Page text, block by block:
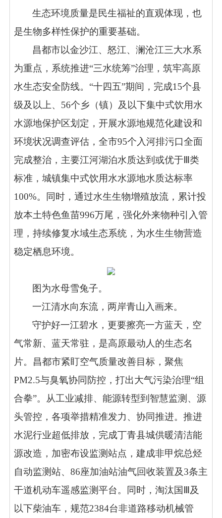
生态环境质量是民生福祉的直观体现，也
是生物多样性保护的重要基础。
昌都市以金沙江、怒江、澜沧江三大水系
为重点，系统推进“三水统筹”治理，筑牢高原
水生态安全防线。“十四五”期间，完成15个县
级及以上、56个乡（镇）及以下集中式饮用水
水源地保护区划定，开展水源地规范化建设和
环境状况调查评估，全市95个入河排污口全面
完成整治，主要江河湖泊水质达到或优于Ⅲ类
标准，城镇集中式饮用水水源地水质达标率
100%。同时，通过水生生物增殖放流，累计投
放本土特色鱼苗996万尾，强化外来物种引入管
理，持续修复水域生态系统，为水生生物营造
稳定栖息环境。
图为水母雪兔子。
一江清水向东流，两岸青山入画来。
守护好一江碧水，更要擦亮一方蓝天，空
气常新、蓝天常驻，是高原最动人的生态名
片。昌都市紧盯空气质量改善目标，聚焦
PM2.5与臭氧协同防控，打出大气污染治理“组
合拳”。从工业减排、能源转型到智慧监测、源
头管控，各项举措精准发力、协同推进。推进
水泥行业超低排放，完成丁青县城供暖清洁能
源改造，加密布设监测站点，建成非甲烷总烃
自动监测站、86座加油站油气回收装置及3条主
干道机动车遥感监测平台。同时，淘汰国Ⅲ及
以下柴油车，规范2384台非道路移动机械管